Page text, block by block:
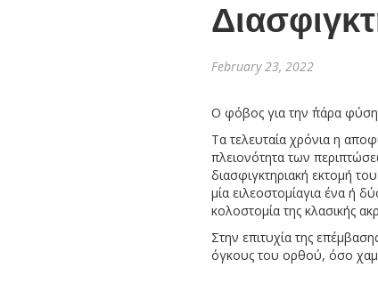
February 23, 2022
Ο φόβος για την ΄΄πάρα φύση
Τα τελευταία χρόνια η
πλειονότητα των
διασφιγκτηριακή εκτομή
μία ειλεοστομίαγια ένα ή
κολοστομία της κλασικής
Στην επιτυχία της
όγκους του ορθού, όσο